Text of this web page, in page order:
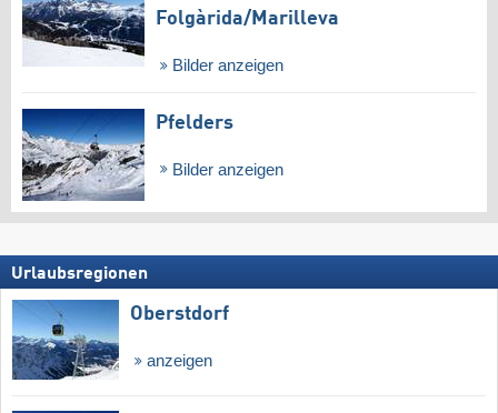
Folgàrida/​Marilleva
Bilder anzeigen
Pfelders
Bilder anzeigen
Urlaubsregionen
Oberstdorf
anzeigen